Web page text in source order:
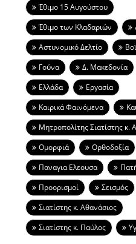
Έθιμο 15 Αυγούστου
Έθιμο των Κλαδαριών
Αστυνομικό Δελτίο
Γούνα
Δ. Μακεδονία
Ελλάδα
Εργασία
Καιρικά Φαινόμενα
Μητροπολίτης Σιατίστης κ.
Ομορφιά
Ορθοδοξία
Παναγια Ελεουσα
Προορισμοί
Σεισμός
Σιατίστης κ. Αθανάσιος
Σιατίστης κ. Παύλος